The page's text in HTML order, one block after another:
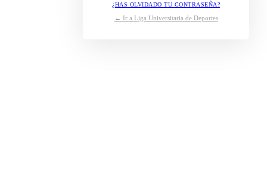
¿HAS OLVIDADO TU CONTRASEÑA?
← Ir a Liga Universitaria de Deportes